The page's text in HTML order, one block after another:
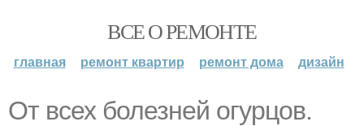
ВСЕ О РЕМОНТЕ
главная ремонт квартир ремонт дома дизайн
От всех болезней огурцов.